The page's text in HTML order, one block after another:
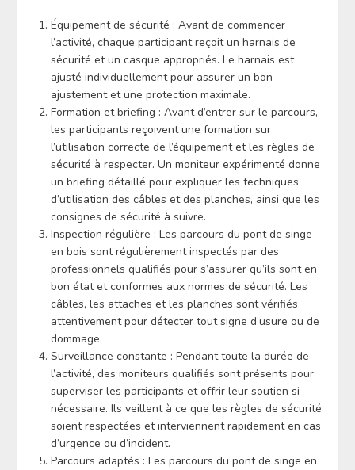
Équipement de sécurité : Avant de commencer
l’activité, chaque participant reçoit un harnais de
sécurité et un casque appropriés. Le harnais est
ajusté individuellement pour assurer un bon
ajustement et une protection maximale.
Formation et briefing : Avant d’entrer sur le parcours,
les participants reçoivent une formation sur
l’utilisation correcte de l’équipement et les règles de
sécurité à respecter. Un moniteur expérimenté donne
un briefing détaillé pour expliquer les techniques
d’utilisation des câbles et des planches, ainsi que les
consignes de sécurité à suivre.
Inspection régulière : Les parcours du pont de singe
en bois sont régulièrement inspectés par des
professionnels qualifiés pour s’assurer qu’ils sont en
bon état et conformes aux normes de sécurité. Les
câbles, les attaches et les planches sont vérifiés
attentivement pour détecter tout signe d’usure ou de
dommage.
Surveillance constante : Pendant toute la durée de
l’activité, des moniteurs qualifiés sont présents pour
superviser les participants et offrir leur soutien si
nécessaire. Ils veillent à ce que les règles de sécurité
soient respectées et interviennent rapidement en cas
d’urgence ou d’incident.
Parcours adaptés : Les parcours du pont de singe en